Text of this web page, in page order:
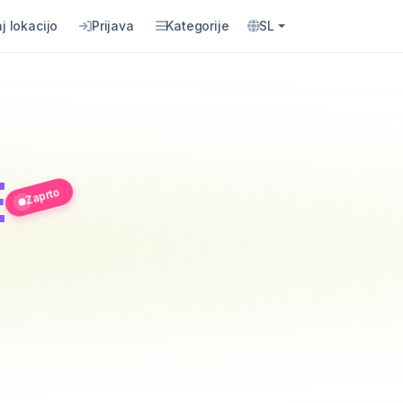
lokacijo Prijava Kategorije SL
Zaprto